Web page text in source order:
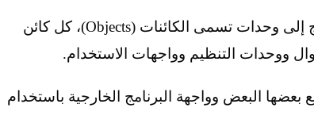
هي عبارة عن نمط برمجة متقدمة، وفيه يقسم البرنامج إلى وحدات تسمى الكائنات (Objects)، كل كائن
ووحدات التنظيم وواجهات الاستخدام.
بعضها البعض وواجهة البرنامج الخارجية باستخدام